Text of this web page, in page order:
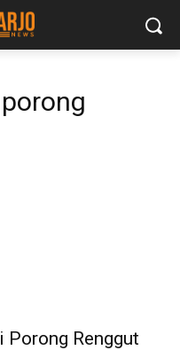
Porong Renggut